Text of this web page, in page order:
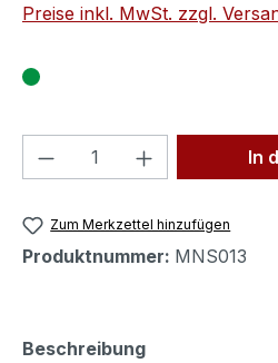
Preise inkl. MwSt. zzgl.
Produkt Anzahl: In
Zum Merkzettel hinzufügen
Produktnummer: MNS013
Beschreibung